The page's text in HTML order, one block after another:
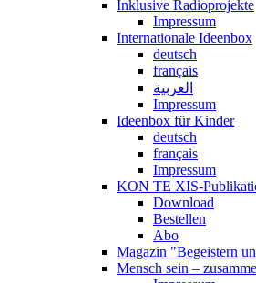
Inklusive Radioprojekte
Impressum
Internationale Ideenbox
deutsch
français
العربية
Impressum
Ideenbox für Kinder
deutsch
français
Impressum
KON TE XIS-
Download
Bestellen
Abo
Magazin "Begeistern
Mensch sein –